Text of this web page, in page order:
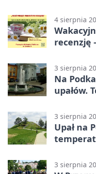
4 sierpnia
recenzję
3 sierpnia
Na
upałów.
3 sierpnia
Upał na
3 sierpnia